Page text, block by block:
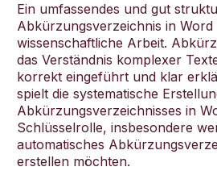
Ein umfassendes und gut
Abkürzungsverzeichnis in Word
wissenschaftliche Arbeit.
das Verständnis komplexer
korrekt eingeführt und klar
spielt die systematische
Abkürzungsverzeichnisses in
Schlüsselrolle, insbesondere
automatisches
erstellen möchten.